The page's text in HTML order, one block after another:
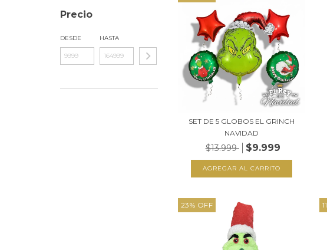
Precio
DESDE HASTA
SET DE 5 GLOBOS EL GRINCH
NAVIDAD
$13.999 $9.999
23% OFF 11